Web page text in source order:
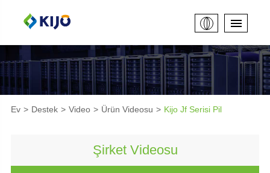
Ev Destek Video Ürün Videosu Kijo Jf Serisi Pil
Şirket Videosu